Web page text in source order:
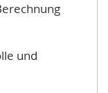
und